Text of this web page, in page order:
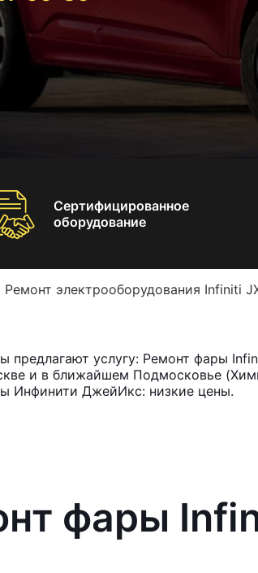
Сертифицированное
оборудование
Ремонт электрооборудования Infiniti
предлагают услугу: Ремонт фары
и в ближайшем Подмосковье
Инфинити ДжейИкс: низкие цены.
фары